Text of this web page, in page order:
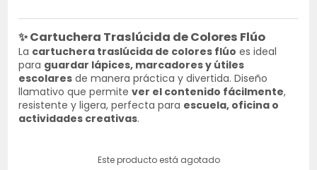
✨Cartuchera Traslúcida de Colores Flúo
La cartuchera traslúcida de colores flúo es ideal
para guardar lápices, marcadores y útiles
escolares de manera práctica y divertida. Diseño
llamativo que permitever el contenido fácilmente,
resistente y ligera, perfecta para escuela, oficina o
actividades creativas.
Este producto está agotado